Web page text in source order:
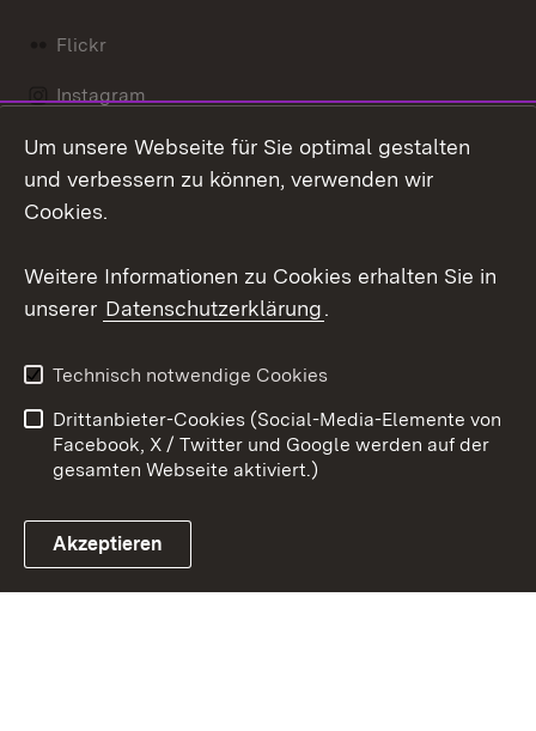
Flickr
Instagram
Social Wall
Link zum Landesportal
Barrierefreiheit
Benutzungshinweise
Impressum
Cookies
Um unsere Webseite für Sie optimal gestalten
und verbessern zu können, verwenden wir
Cookies.
Weitere Informationen zu Cookies erhalten Sie in
unserer Datenschutzerklärung.
Technisch notwendige Cookies
Drittanbieter-Cookies (Social-Media-Elemente von
Facebook, X / Twitter und Google werden auf der
gesamten Webseite aktiviert.)
Akzeptieren